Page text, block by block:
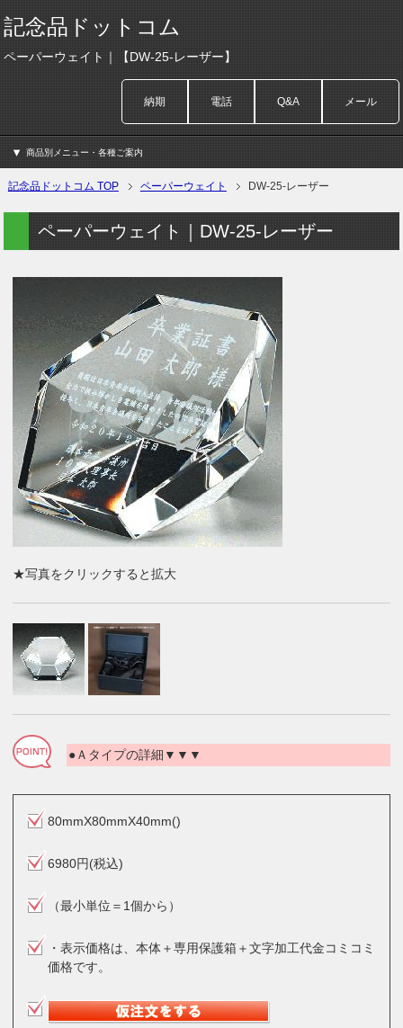
記念品ドットコム
ペーパーウェイト｜【DW-25-レーザー】
納期 電話 Q&A メール
商品別メニュー・各種ご案内
記念品ドットコム TOP ペーパーウェイト DW-25-レーザー
ペーパーウェイト｜DW-25-レーザー
★写真をクリックすると拡大
●Ａタイプの詳細▼▼▼
80mmX80mmX40mm()
6980円(税込)
（最小単位＝1個から）
・表示価格は、本体＋専用保護箱＋文字加工代金コミコミ
価格です。